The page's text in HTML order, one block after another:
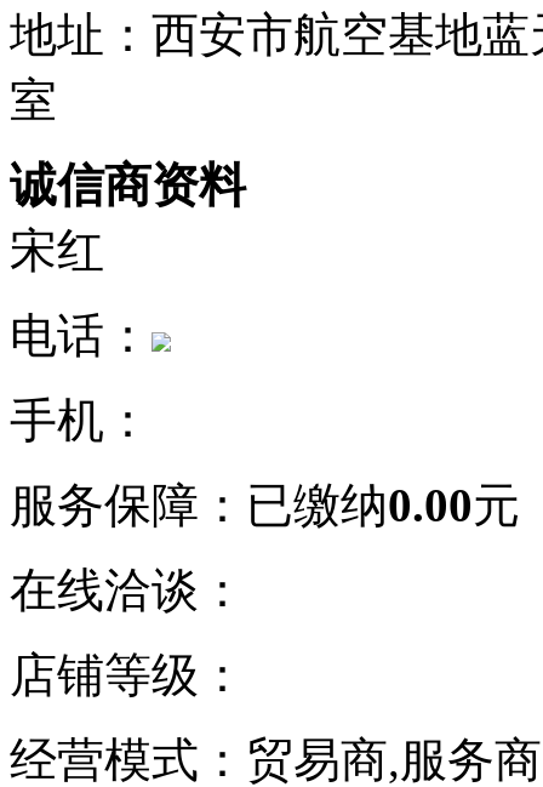
地址：西安市航空基地
室
诚信商资料
宋红
电话：
手机：
服务保障： 已缴纳0.00元
在线洽谈：
店铺等级：
经营模式：贸易商,服务商